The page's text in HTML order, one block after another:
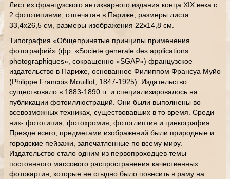
Лист из французского антикварного издания конца XIX века с
2 фототипиями, отпечатан в Париже, размеры листа
33,4х26,5 см, размеры изображения 22х14,8 см.
Типография «Общепринятые принципы применения
фотографий» (фр. «Societe generale des applications
photographiques», сокращенно «SGAP») французское
издательство в Париже, основанное Филиппом Франсуа Муйо
(Philippe Francois Mouillot, 1847-1925). Издательство
существовало в 1883-1890 гг. и специализировалось на
публикации фотоиллюстраций. Они были выполнены во
всевозможных техниках, существовавших в то время. Среди
них- фототипия, фотохромия, фотоглиптия и цинкография.
Прежде всего, предметами изображений были природные и
городские пейзажи, запечатленные по всему миру.
Издательство стало одним из первопроходцев темы
постоянного массового распространения качественных
фотокартин, которые не стыдно было повесить в раму на